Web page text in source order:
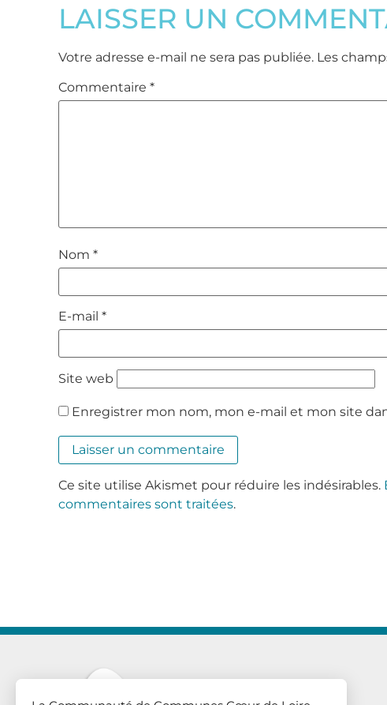
LAISSER UN
Votre adresse e-mail ne sera pas publiée. Les
Commentaire *
Nom *
E-mail *
Site web
Enregistrer mon nom, mon e-mail et mon site
Ce site utilise Akismet pour réduire les indésirables.
commentaires sont traitées.